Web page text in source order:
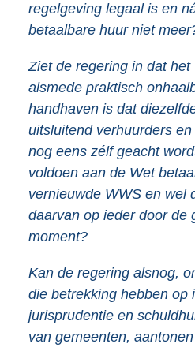
regelgeving legaal is en
betaalbare huur niet
Ziet de regering in dat het
alsmede praktisch
handhaven is dat
uitsluitend verhuurders
nog eens zélf geacht
voldoen aan de Wet
vernieuwde WWS en wel
daarvan op ieder door de
moment?
Kan de regering alsnog,
die betrekking hebben op
jurisprudentie en
van gemeenten,